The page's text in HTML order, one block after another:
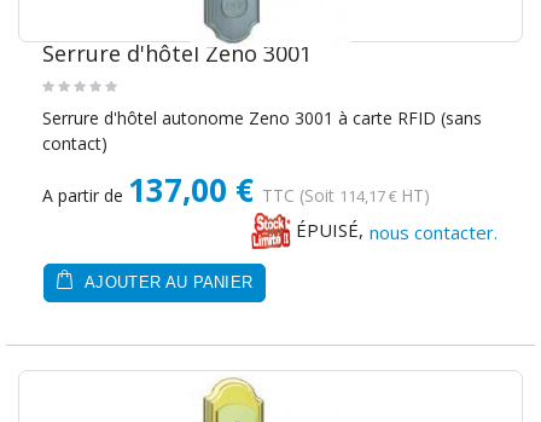
Serrure d'hôtel Zeno 3001
Serrure d'hôtel autonome Zeno 3001 à carte RFID (sans
contact)
A partir de 137,00 € TTC (Soit 114,17 € HT)
ÉPUISÉ, nous contacter.
AJOUTER AU PANIER